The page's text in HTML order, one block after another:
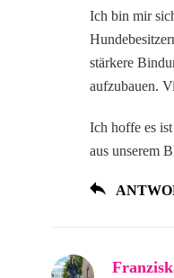
Ich bin mir
stärkere
aufzubauen.
Ich hoffe es
aus unserem